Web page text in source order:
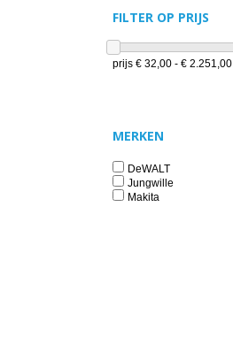
FILTER OP PRIJS
prijs € 32,00 - € 2.251,00
MERKEN
DeWALT
Jungwille
Makita